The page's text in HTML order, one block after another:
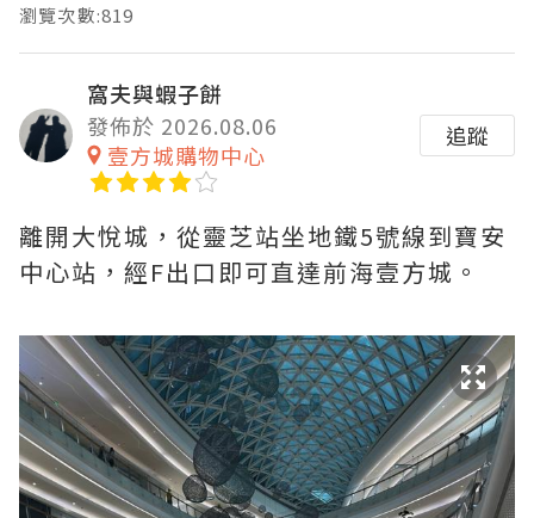
瀏覽次數:819
窩夫與蝦子餅
發佈於 2026.08.06
壹方城購物中心
追蹤
離開大悅城，從靈芝站坐地鐵5號線到寶安
中心站，經F出口即可直達前海壹方城。